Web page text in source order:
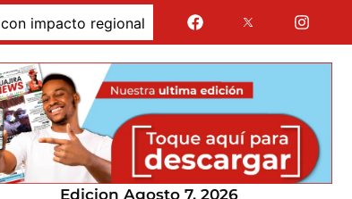
regional Jairo Aguilar cuestionó que se
Edicion Agosto 7, 2026